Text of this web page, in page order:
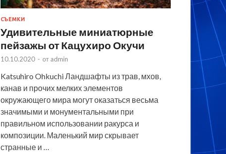
СЪЕМКИ
Удивительные миниатюрные
пейзажы от Кацухиро Окучи
10.10.2020 - от admin
Katsuhiro Ohkuchi Ландшафты из трав, мхов,
канав и прочих мелких элементов
окружающего мира могут оказаться весьма
значимыми и монументальными при
правильном использовании ракурса и
композиции. Маленький мир скрывает
странные и …